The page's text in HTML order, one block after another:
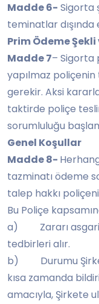
Madde 6- Sigorta
teminatlar
Prim Ödeme
Madde 7– Sigorta
yapılmaz poliçenin
gerekir. Aksi
taktirde poliçe
sorumluluğu
Genel Koşullar
Madde 8-
tazminatı ödeme
talep hakkı
Bu Poliçe
a) Zararı
tedbirleri alır.
b) Durumu Şirket
kısa zamanda
amacıyla, Şirkete